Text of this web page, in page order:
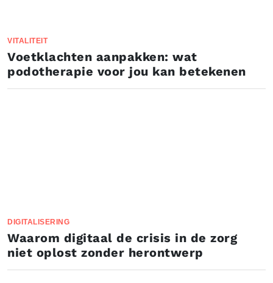
VITALITEIT
Voetklachten aanpakken: wat
podotherapie voor jou kan betekenen
DIGITALISERING
Waarom digitaal de crisis in de zorg
niet oplost zonder herontwerp